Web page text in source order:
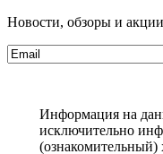
Новости, обзоры и акции
Информация на
исключительно
(ознакомительный)